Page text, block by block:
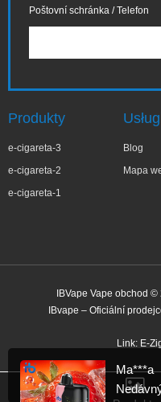
Poštovní schránka / Telefon
Produkty
e-cigareta-3
e-cigareta-2
e-cigareta-1
Blog
Mapa
IBVape Vape obchod
IBvape – Oficiální
Link: E-
Ma***a